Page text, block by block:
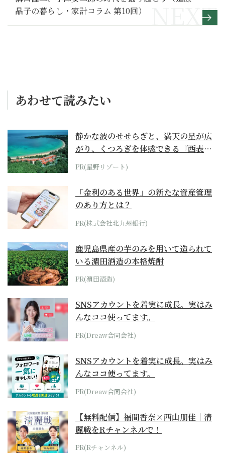
晶子の暮らし・家計コラム 第10回）
あわせて読みたい
静かな波のせせらぎと、満天の星が広
がり、くつろぎを体感できる『西表島
ホテル by...
PR(星野リゾート)
「金利のある世界」の新たな資産管理
のあり方とは？
PR(株式会社北九州銀行)
鹿児島県産の芋のみを用いて造られて
いる濵田酒造の本格焼酎
PR(濵田酒造)
SNSアカウントを着実に成長。実はみ
んなココ使ってます。
PR(Dreaw合同会社)
SNSアカウントを着実に成長。実はみ
んなココ使ってます。
PR(Dreaw合同会社)
【無料配信】福間香奈×西山朋佳｜清
麗戦をRチャンネルで！
PR(Rチャンネル)